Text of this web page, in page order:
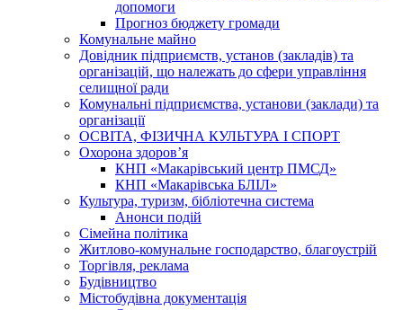
допомоги
Прогноз бюджету громади
Комунальне майно
Довідник підприємств, установ (закладів) та
організацій, що належать до сфери управління
селищної ради
Комунальні підприємства, установи (заклади) та
організації
ОСВІТА, ФІЗИЧНА КУЛЬТУРА І СПОРТ
Охорона здоров’я
КНП «Макарівський центр ПМСД»
КНП «Макарівська БЛІЛ»
Культура, туризм, бібліотечна система
Анонси подій
Сімейна політика
Житлово-комунальне господарство, благоустрій
Торгівля, реклама
Будівництво
Містобудівна документація